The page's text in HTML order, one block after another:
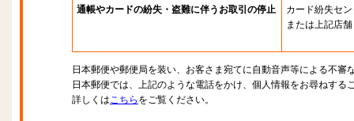
通帳やカードの紛失・盗難に伴うお取引の停止
カード紛失セ
または上記店舗
日本郵便や郵便局を装い、お客さま宛てに自動音声等による不審
日本郵便では、上記のような電話をかけ、個人情報をお尋ねする
詳しくはこちら をご覧ください。